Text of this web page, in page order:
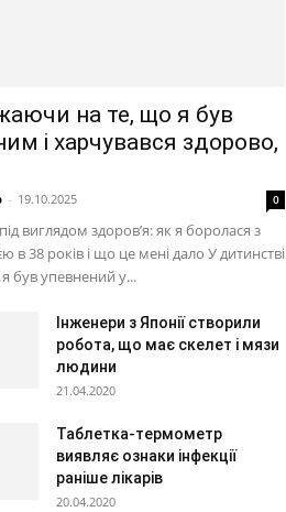
на те, що я був
і харчувався здорово,
- 19.10.2025 0
виглядом здоров’я: як я боролася з
в 38 років і що це мені дало У дитинстві
я був упевнений у...
Інженери з Японії створили
робота, що має скелет і мязи
людини
21.04.2020
Таблетка-термометр
виявляє ознаки інфекції
раніше лікарів
20.04.2020